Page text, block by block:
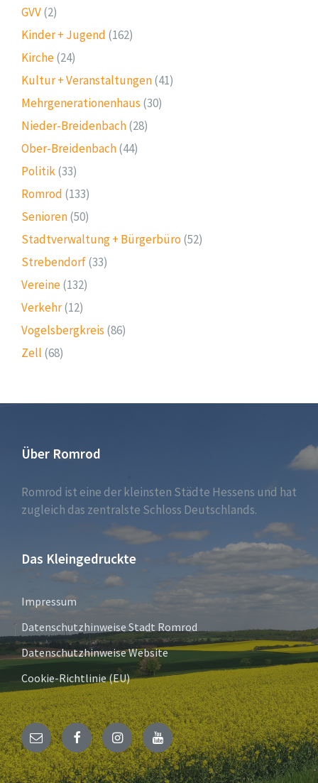
GVV(2)
Kinder + Jugend (162)
Kirche(24)
Kultur + Veranstaltungen(41)
Mehrgenerationenhaus (30)
Nieder-Breidenbach(28)
Ober-Breidenbach(44)
Politik(33)
Romrod (133)
Senioren(50)
Stadtverwaltung + Bürgerbüro (52)
Strebendorf(33)
Vereine(132)
Verkehr(12)
Vogelsbergkreis (86)
Zell (68)
Über Romrod
Romrod ist eine der kleinsten Städte Hessens und hat
zugleich das zentralste Schloss Deutschlands.
Das Kleingedruckte
Impressum
Datenschutzhinweise Stadt Romrod
Datenschutzhinweise Website
Cookie-Richtlinie (EU)
E-
Mail
FacebookInstagramYouTube